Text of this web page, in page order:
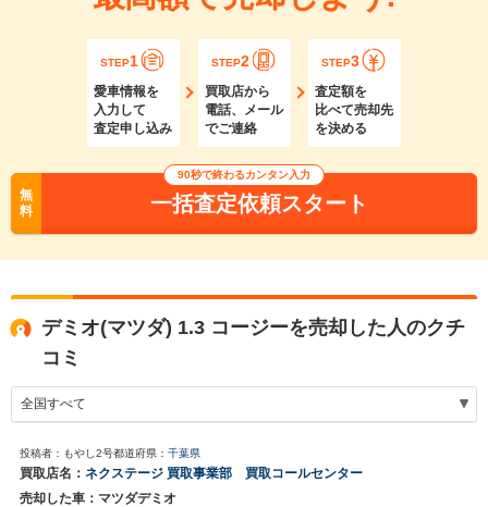
STEP1
愛車情報を
入力して
査定申し込み
STEP2
買取店から
電話、メール
でご連絡
STEP3
査定額を
比べて売却先
を決める
無
料
90秒で終わるカンタン入力
一括査定依頼スタート
デミオ(マツダ) 1.3 コージーを売却した人のクチ
コミ
投稿者：もやし2号都道府県： 千葉県
買取店名： ネクステージ 買取事業部 買取コールセンター
売却した車：マツダデミオ